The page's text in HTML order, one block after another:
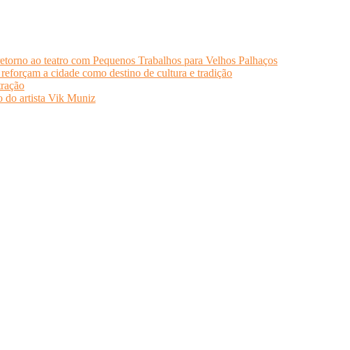
ao teatro com Pequenos Trabalhos para Velhos Palhaços
a cidade como destino de cultura e tradição
do artista Vik Muniz